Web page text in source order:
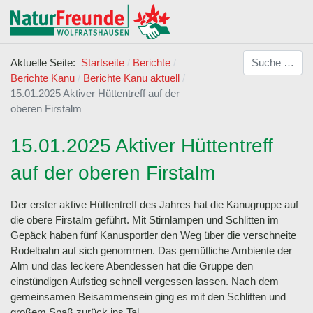
Aktuelle Seite: Startseite
Berichte
Berichte Kanu
Berichte Kanu aktuell
15.01.2025 Aktiver Hüttentreff auf der
oberen Firstalm
Suchen
15.01.2025 Aktiver Hüttentreff
auf der oberen Firstalm
Der erster aktive Hüttentreff des Jahres hat die Kanugruppe auf
die obere Firstalm geführt. Mit Stirnlampen und Schlitten im
Gepäck haben fünf Kanusportler den Weg über die verschneite
Rodelbahn auf sich genommen. Das gemütliche Ambiente der
Alm und das leckere Abendessen hat die Gruppe den
einstündigen Aufstieg schnell vergessen lassen. Nach dem
gemeinsamen Beisammensein ging es mit den Schlitten und